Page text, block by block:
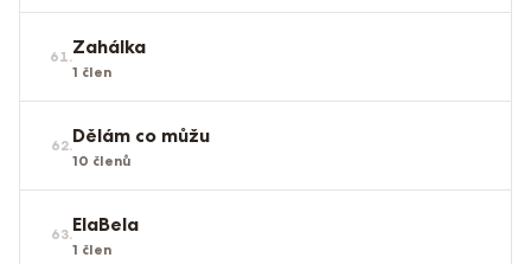
61.Zahálka
1 člen
62.Dělám co můžu
10 členů
63.ElaBela
1 člen